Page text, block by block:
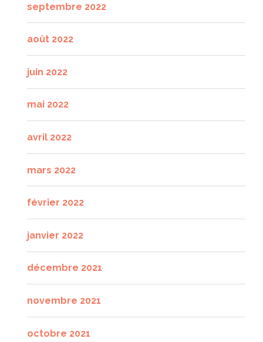
septembre 2022
août 2022
juin 2022
mai 2022
avril 2022
mars 2022
février 2022
janvier 2022
décembre 2021
novembre 2021
octobre 2021